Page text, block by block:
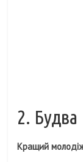
2. Будва
Кращий